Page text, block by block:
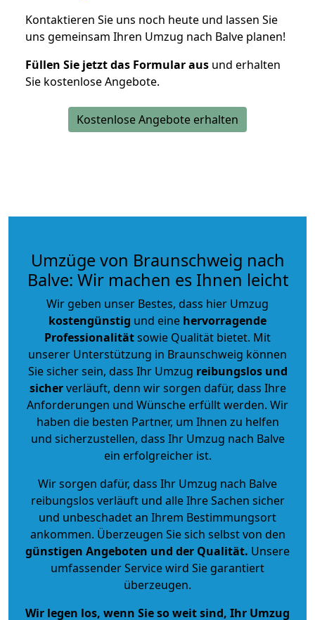
Kontaktieren Sie uns noch heute und lassen Sie
uns gemeinsam Ihren Umzug nach Balve planen!
Füllen Sie jetzt das Formular aus und erhalten
Sie kostenlose Angebote.
Kostenlose Angebote erhalten
Umzüge von Braunschweig nach
Balve: Wir machen es Ihnen leicht
Wir geben unser Bestes, dass hier Umzug
kostengünstig und eine hervorragende
Professionalitätsowie Qualität bietet. Mit
unserer Unterstützung in Braunschweig können
Sie sicher sein, dass Ihr Umzug reibungslos und
sicherverläuft, denn wir sorgen dafür, dass Ihre
Anforderungen und Wünsche erfüllt werden. Wir
haben die besten Partner, um Ihnen zu helfen
und sicherzustellen, dass Ihr Umzug nach Balve
ein erfolgreicher ist.
Wir sorgen dafür, dass Ihr Umzug nach Balve
reibungslos verläuft und alle Ihre Sachen sicher
und unbeschadet an Ihrem Bestimmungsort
ankommen. Überzeugen Sie sich selbst von den
günstigen Angeboten und der Qualität. Unsere
umfassender Service wird Sie garantiert
überzeugen.
Wir legen los, wenn Sie so weit sind, Ihr Umzug